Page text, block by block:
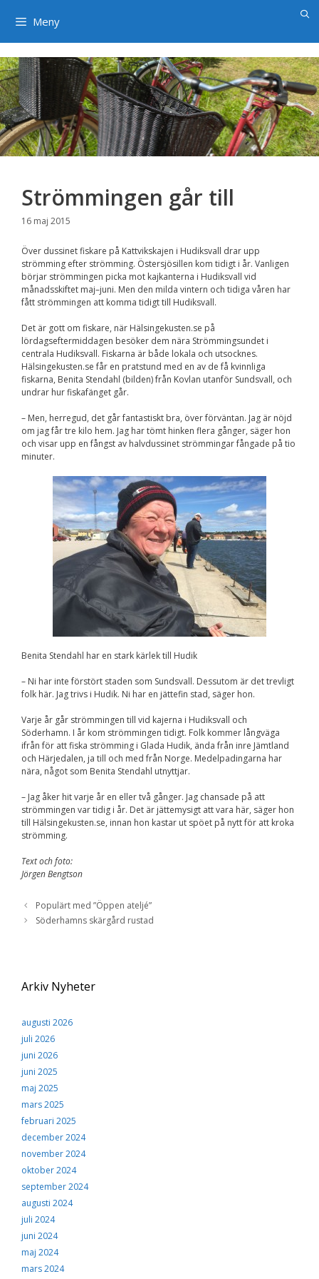
Meny
Strömmingen går till
16 maj 2015
Över dussinet fiskare på Kattvikskajen i Hudiksvall drar upp
strömming efter strömming. Östersjösillen kom tidigt i år. Vanligen
börjar strömmingen picka mot kajkanterna i Hudiksvall vid
månadsskiftet maj–juni. Men den milda vintern och tidiga våren har
fått strömmingen att komma tidigt till Hudiksvall.
Det är gott om fiskare, när Hälsingekusten.se på
lördagseftermiddagen besöker dem nära Strömmingsundet i
centrala Hudiksvall. Fiskarna är både lokala och utsocknes.
Hälsingekusten.se får en pratstund med en av de få kvinnliga
fiskarna, Benita Stendahl (bilden) från Kovlan utanför Sundsvall, och
undrar hur fiskafänget går.
– Men, herregud, det går fantastiskt bra, över förväntan. Jag är nöjd
om jag får tre kilo hem. Jag har tömt hinken flera gånger, säger hon
och visar upp en fångst av halvdussinet strömmingar fångade på tio
minuter.
Benita Stendahl har en stark kärlek till Hudik
– Ni har inte förstört staden som Sundsvall. Dessutom är det trevligt
folk här. Jag trivs i Hudik. Ni har en jättefin stad, säger hon.
Varje år går strömmingen till vid kajerna i Hudiksvall och
Söderhamn. I år kom strömmingen tidigt. Folk kommer långväga
ifrån för att fiska strömming i Glada Hudik, ända från inre Jämtland
och Härjedalen, ja till och med från Norge. Medelpadingarna har
nära, något som Benita Stendahl utnyttjar.
– Jag åker hit varje år en eller två gånger. Jag chansade på att
strömmingen var tidig i år. Det är jättemysigt att vara här, säger hon
till Hälsingekusten.se, innan hon kastar ut spöet på nytt för att kroka
strömming.
Text och foto:
Jörgen Bengtson
Populärt med ”Öppen ateljé”
Söderhamns skärgård rustad
Arkiv Nyheter
augusti 2026
juli 2026
juni 2026
juni 2025
maj 2025
mars 2025
februari 2025
december 2024
november 2024
oktober 2024
september 2024
augusti 2024
juli 2024
juni 2024
maj 2024
mars 2024
×
Nödvändiga
Dessa kakor går
inte att välja
bort. De behövs
för att
ska fungera.
kunna
förbättra
hemsidans
funktionalitet
och
uppbyggnad,
baserat på
hur
används.
För att vår
prestera så bra
som möjligt
under ditt
besök. Om du
nekar de här
kakorna
kommer viss
funktionalitet
att försvinna
hemsidan.